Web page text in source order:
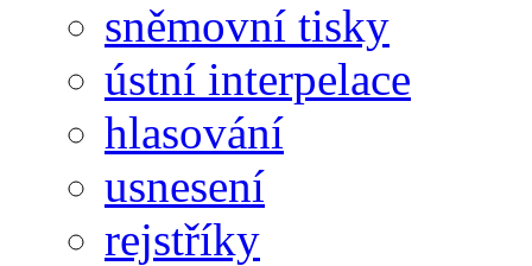
sněmovní tisky
ústní interpelace
hlasování
usnesení
rejstříky